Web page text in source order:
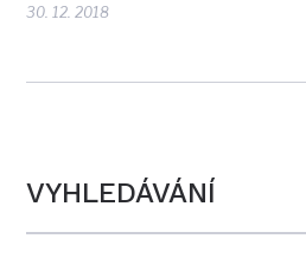
30. 12. 2018
VYHLEDÁVÁNÍ